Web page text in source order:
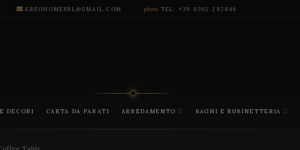
KREOHOMESRL@GMAIL.COM phone TEL: +39 0362 282846
DECORI CARTA DA PARATI ARREDAMENTO BAGNI E RUBINETTERIA
Table